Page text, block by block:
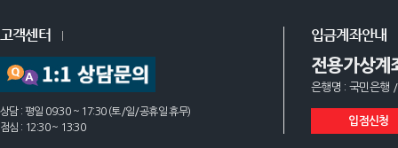
고객센터
상담 : 평일 09:30 ~ 17:30 (토/일/공휴일 휴무)
점심 : 12:30 ~ 13:30
입금계좌안내
전용가상계
은행명 : 국민은행
입점신청